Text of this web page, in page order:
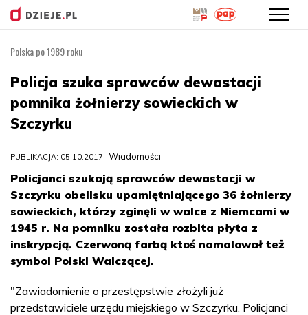
treści
Polska po 1989 roku
Policja szuka sprawców dewastacji
pomnika żołnierzy sowieckich w
Szczyrku
PUBLIKACJA: 05.10.2017 Wiadomości
Policjanci szukają sprawców dewastacji w
Szczyrku obelisku upamiętniającego 36 żołnierzy
sowieckich, którzy zginęli w walce z Niemcami w
1945 r. Na pomniku została rozbita płyta z
inskrypcją. Czerwoną farbą ktoś namalował też
symbol Polski Walczącej.
"Zawiadomienie o przestępstwie złożyli już
przedstawiciele urzędu miejskiego w Szczyrku. Policjanci